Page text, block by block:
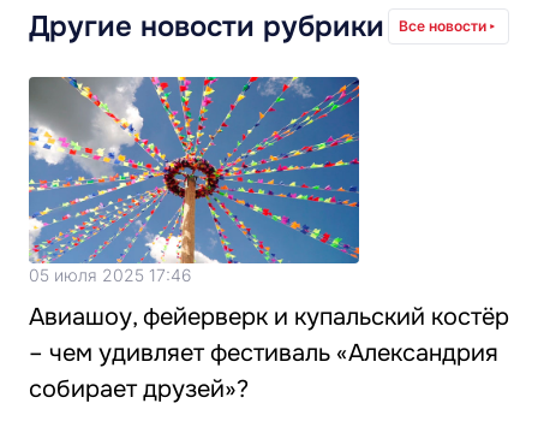
Другие новости рубрики Все новости
05 июля 2025 17:46
Авиашоу, фейерверк и купальский костёр
– чем удивляет фестиваль «Александрия
собирает друзей»?